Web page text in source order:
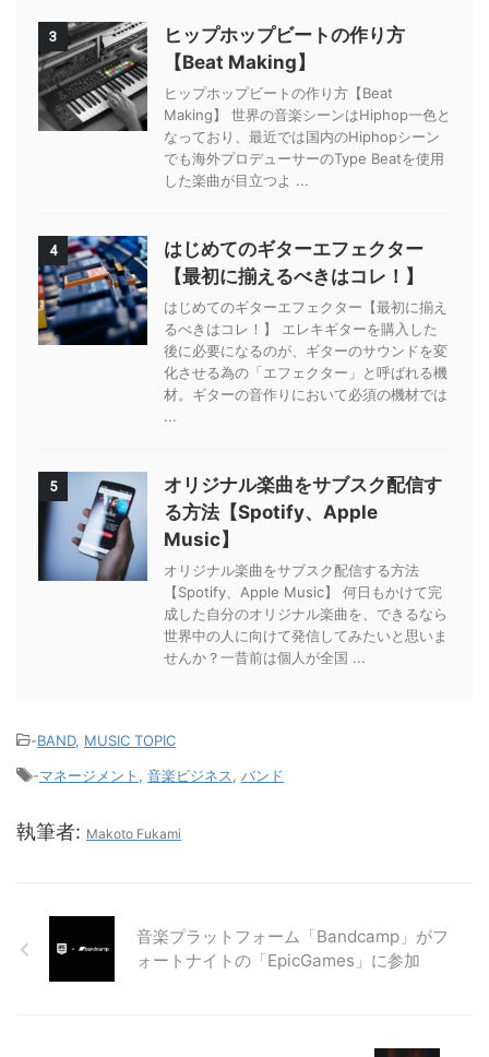
3
ヒップホップビートの作り方
【Beat Making】
ヒップホップビートの作り方【Beat
Making】 世界の音楽シーンはHiphop一色と
なっており、最近では国内のHiphopシーン
でも海外プロデューサーのType Beatを使用
した楽曲が目立つよ ...
4
はじめてのギターエフェクター
【最初に揃えるべきはコレ！】
はじめてのギターエフェクター【最初に揃え
るべきはコレ！】 エレキギターを購入した
後に必要になるのが、ギターのサウンドを変
化させる為の「エフェクター」と呼ばれる機
材。ギターの音作りにおいて必須の機材では
...
5
オリジナル楽曲をサブスク配信す
る方法【Spotify、Apple
Music】
オリジナル楽曲をサブスク配信する方法
【Spotify、Apple Music】 何日もかけて完
成した自分のオリジナル楽曲を、できるなら
世界中の人に向けて発信してみたいと思いま
せんか？一昔前は個人が全国 ...
-BAND, MUSIC TOPIC
-マネージメント 音楽ビジネス バンド
執筆者: Makoto Fukami
音楽プラットフォーム「Bandcamp」がフ
ォートナイトの「EpicGames」に参加